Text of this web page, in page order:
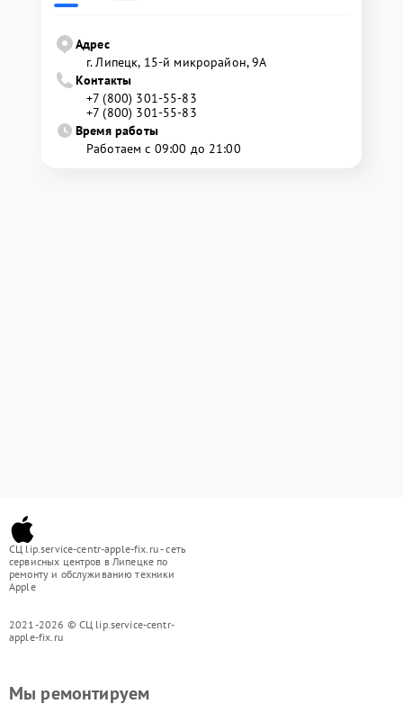
Адрес
г. Липецк, 15-й микрорайон, 9А
Контакты
+7 (800) 301-55-83
+7 (800) 301-55-83
Время работы
Работаем с 09:00 до 21:00
СЦ lip.service-centr-apple-fix.ru - сеть
сервисных центров в Липецке по
ремонту и обслуживанию техники
Apple
2021-2026 © СЦ lip.service-centr-
apple-fix.ru
Мы ремонтируем